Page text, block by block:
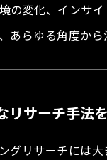
の変化、インサ
あらゆる角度から
リサーチ手法
グリサーチには